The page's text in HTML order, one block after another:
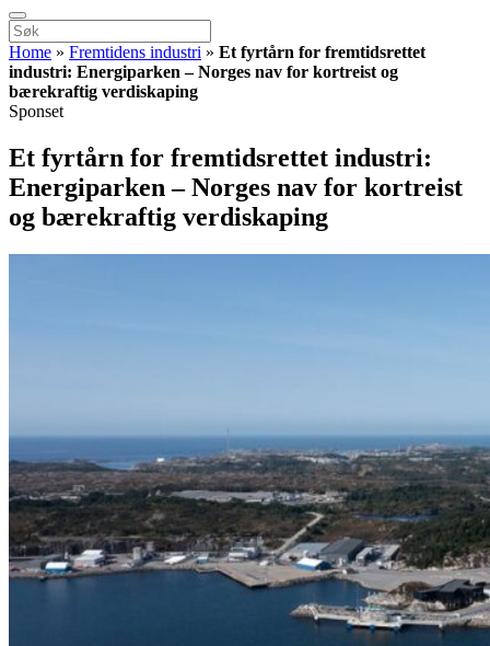
Home » Fremtidens industri » Et fyrtårn for fremtidsrettet
industri: Energiparken – Norges nav for kortreist og
bærekraftig verdiskaping
Sponset
Et fyrtårn for fremtidsrettet industri:
Energiparken – Norges nav for kortreist
og bærekraftig verdiskaping